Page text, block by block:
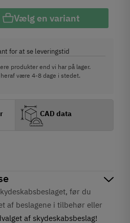
før du
af beslagene i tilbehør eller
af skydeskabsbeslag!
Vælg en variant
for at se leveringstid
produkter end vi har på lager.
være 4-8 dage i stedet.
CAD data